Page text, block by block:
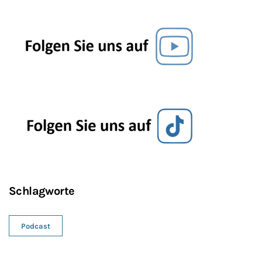
Schlagworte
Podcast